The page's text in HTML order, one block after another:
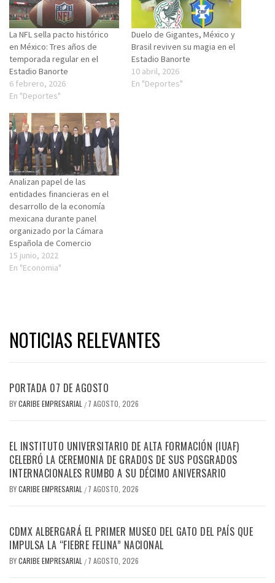
La NFL sella pacto histórico
en México: Tres años de
temporada regular en el
Estadio Banorte
6 febrero, 2026
En "Deportes"
Duelo de Gigantes, México y
Brasil reviven su magia en el
Estadio Banorte
10 abril, 2026
En "Deportes"
Analizan papel de las
entidades financieras en el
desarrollo de la economía
mexicana durante panel
organizado por la Cámara
Española de Comercio
15 junio, 2022
En "Economia"
NOTICIAS RELEVANTES
PORTADA 07 DE AGOSTO
BYCARIBE EMPRESARIAL / 7 AGOSTO, 2026
EL INSTITUTO UNIVERSITARIO DE ALTA FORMACIÓN (IUAF)
CELEBRÓ LA CEREMONIA DE GRADOS DE SUS POSGRADOS
INTERNACIONALES RUMBO A SU DÉCIMO ANIVERSARIO
BYCARIBE EMPRESARIAL / 7 AGOSTO, 2026
CDMX ALBERGARÁ EL PRIMER MUSEO DEL GATO DEL PAÍS QUE
IMPULSA LA “FIEBRE FELINA” NACIONAL
BYCARIBE EMPRESARIAL / 7 AGOSTO, 2026